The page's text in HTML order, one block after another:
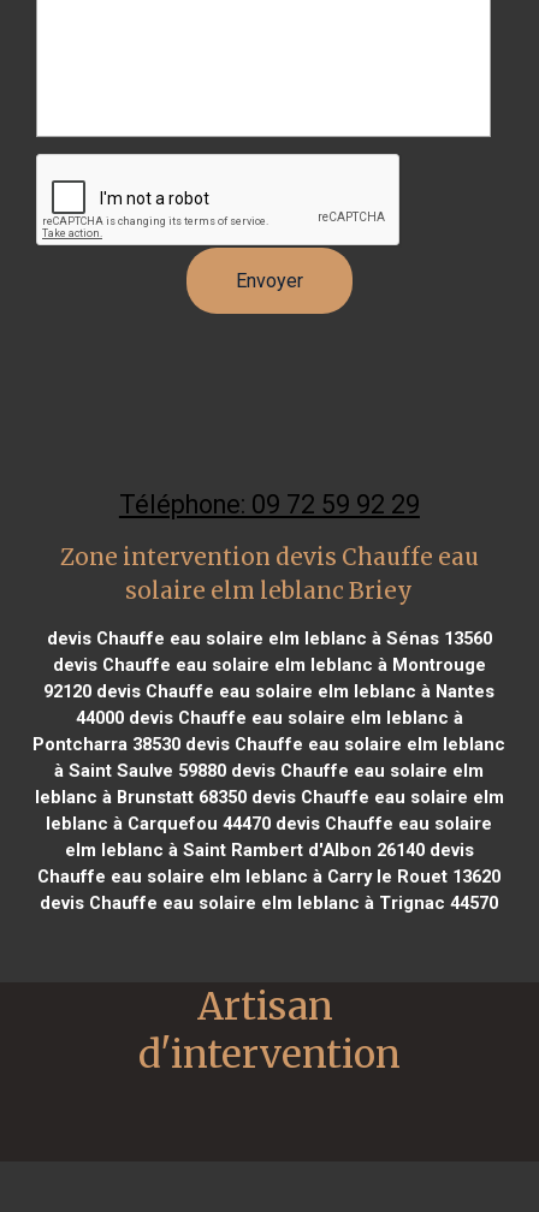
Téléphone: 09 72 59 92 29
Zone intervention devis Chauffe eau
solaire elm leblanc Briey
devis Chauffe eau solaire elm leblanc à Sénas 13560
devis Chauffe eau solaire elm leblanc à Montrouge
92120 devis Chauffe eau solaire elm leblanc à Nantes
44000devis Chauffe eau solaire elm leblanc à
Pontcharra 38530 devis Chauffe eau solaire elm leblanc
à Saint Saulve 59880 devis Chauffe eau solaire elm
leblanc à Brunstatt 68350devis Chauffe eau solaire elm
leblanc à Carquefou 44470 devis Chauffe eau solaire
elm leblanc à Saint Rambert d'Albon 26140devis
Chauffe eau solaire elm leblanc à Carry le Rouet 13620
devis Chauffe eau solaire elm leblanc à Trignac 44570
Artisan
d'intervention